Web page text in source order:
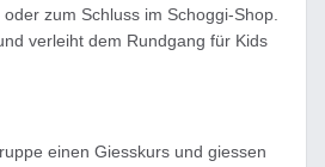
zum Schluss im Schoggi-Shop.
verleiht dem Rundgang für Kids
einen Giesskurs und giessen